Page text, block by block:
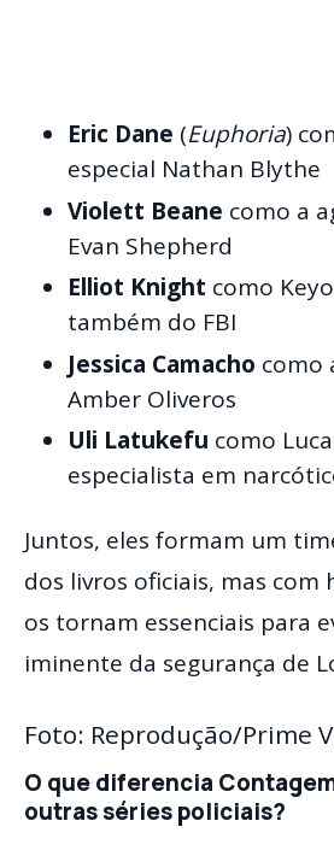
Eric Dane (Euphoria)
especial Nathan Blythe
Violett Beane como a
Evan Shepherd
Elliot Knight como
também do FBI
Jessica Camacho como
Amber Oliveros
Uli Latukefu como
especialista em
Juntos, eles formam um
dos livros oficiais, mas com
os tornam essenciais para
iminente da segurança de
Foto: Reprodução/Prime
O que diferencia
outras séries policiais?